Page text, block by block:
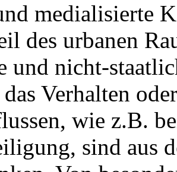
medialisierte
des urbanen
und nicht-
Verhalten
wie z.B.
sind aus